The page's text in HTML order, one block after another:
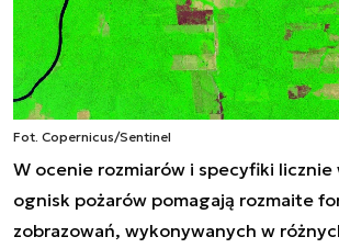
Fot. Copernicus/Sentinel
W ocenie rozmiarów i specyfiki licznie
ognisk pożarów pomagają rozmaite
zobrazowań, wykonywanych w